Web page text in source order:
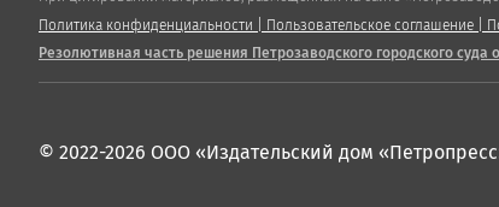
Политика конфиденциальности
Пользовательское соглашение
Резолютивная часть решения Петрозаводского городского суда
© 2022-2026 ООО «Издательский дом